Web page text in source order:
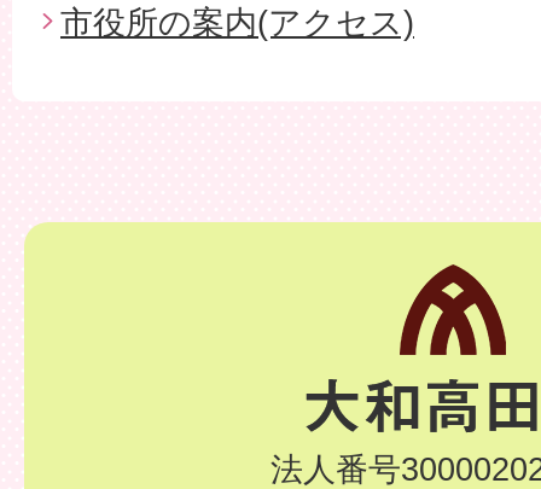
市役所の案内(アクセス)
法人番号